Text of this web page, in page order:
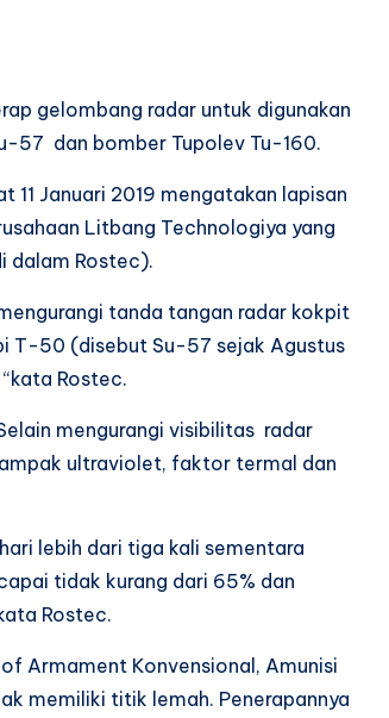
gelombang radar untuk digunakan
57 dan bomber Tupolev Tu-160.
11 Januari 2019 mengatakan lapisan
Litbang Technologiya yang
dalam Rostec).
tanda tangan radar kokpit
T-50 (disebut Su-57 sejak Agustus
Rostec.
mengurangi visibilitas radar
ultraviolet, faktor termal dan
lebih dari tiga kali sementara
tidak kurang dari 65% dan
Rostec.
Armament Konvensional, Amunisi
memiliki titik lemah. Penerapannya